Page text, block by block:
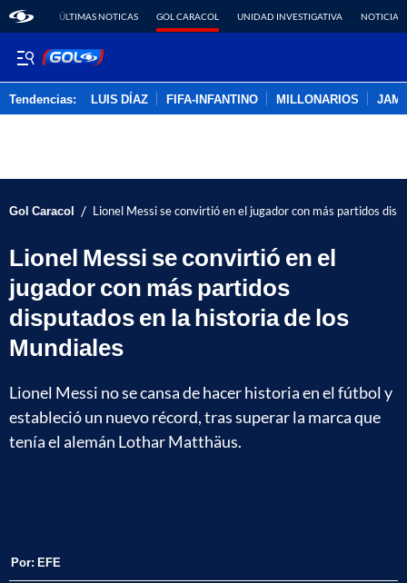
ÚLTIMAS NOTICAS GOL CARACOL UNIDAD INVESTIGATIVA NOTICIAS
Tendencias: LUIS DÍAZ FIFA-INFANTINO MILLONARIOS
Gol Caracol / Lionel Messi se convirtió en el jugador con más partidos
Lionel Messi se convirtió en el
jugador con más partidos
disputados en la historia de los
Mundiales
Lionel Messi no se cansa de hacer historia en el fútbol y
estableció un nuevo récord, tras superar la marca que
tenía el alemán Lothar Matthäus.
Por: EFE